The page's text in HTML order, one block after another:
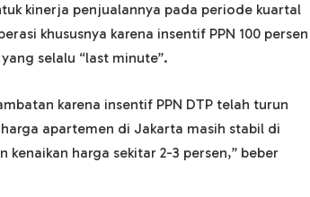
kinerja penjualannya pada periode kuartal
khususnya karena insentif PPN 100 persen
selalu “last minute”.
karena insentif PPN DTP telah turun
apartemen di Jakarta masih stabil di
harga sekitar 2-3 persen,” beber